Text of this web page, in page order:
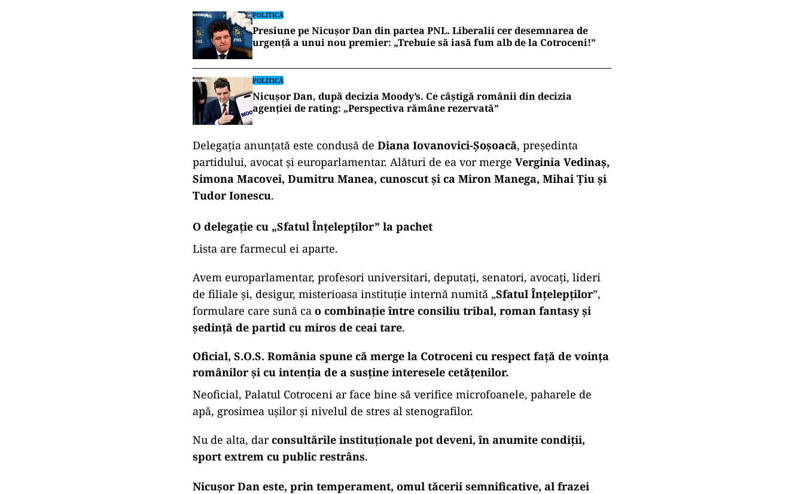
POLITICĂ
Presiune pe Nicușor Dan din partea PNL. Liberalii cer desemnarea de
urgență a unui nou premier: „Trebuie să iasă fum alb de la Cotroceni!”
POLITICĂ
Nicușor Dan, după decizia Moody’s. Ce câștigă românii din decizia
agenției de rating: „Perspectiva rămâne rezervată”
Delegația anunțată este condusă de Diana Iovanovici-Șoșoacă, președinta
partidului, avocat și europarlamentar. Alături de ea vor merge Verginia Vedinaș,
Simona Macovei, Dumitru Manea, cunoscut și ca Miron Manega, Mihai Țiu și
Tudor Ionescu.
O delegație cu „Sfatul Înțelepților” la pachet
Lista are farmecul ei aparte.
Avem europarlamentar, profesori universitari, deputați, senatori, avocați, lideri
de filiale și, desigur, misterioasa instituție internă numită „Sfatul Înțelepților”,
formulare care sună ca o combinație între consiliu tribal, roman fantasy și
ședință de partid cu miros de ceai tare.
Oficial, S.O.S. România spune că merge la Cotroceni cu respect față de voința
românilor și cu intenția de a susține interesele cetățenilor.
Neoficial, Palatul Cotroceni ar face bine să verifice microfoanele, paharele de
apă, grosimea ușilor și nivelul de stres al stenografilor.
Nu de alta, darconsultările instituționale pot deveni, în anumite condiții,
sport extrem cu public restrâns.
Nicușor Dan este, prin temperament, omul tăcerii semnificative, al frazei